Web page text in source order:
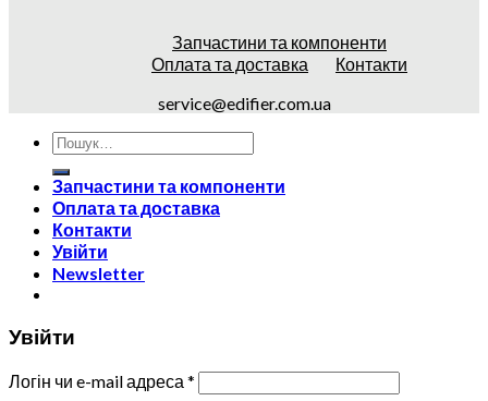
Запчастини та компоненти
Оплата та доставка
Контакти
service@edifier.com.ua
Запчастини та компоненти
Оплата та доставка
Контакти
Увійти
Newsletter
Увійти
Логін чи e-mail адреса *